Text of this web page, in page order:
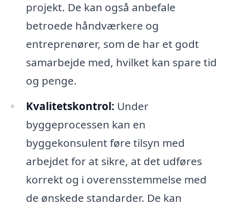
projekt. De kan også anbefale
betroede håndværkere og
entreprenører, som de har et godt
samarbejde med, hvilket kan spare tid
og penge.
Kvalitetskontrol: Under
byggeprocessen kan en
byggekonsulent føre tilsyn med
arbejdet for at sikre, at det udføres
korrekt og i overensstemmelse med
de ønskede standarder. De kan